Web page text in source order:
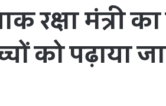
रक्षा मंत्री
को पढ़ाया जा